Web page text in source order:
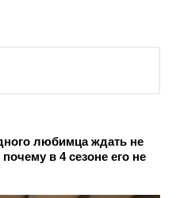
любимца ждать не
в 4 сезоне его не